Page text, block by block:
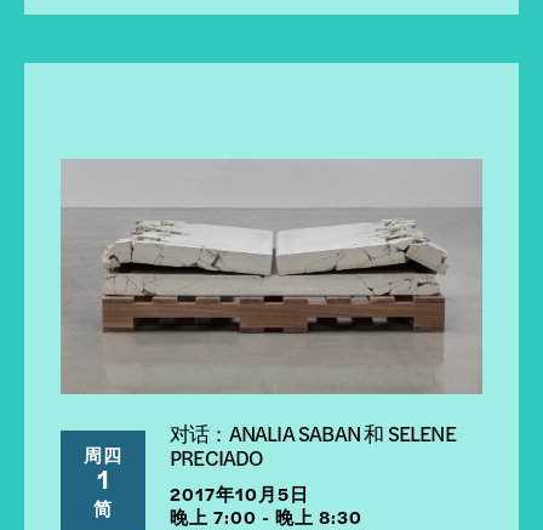
周四
1
简
对话：ANALIA SABAN 和 SELENE
PRECIADO
2017年10月5日
晚上 7:00 - 晚上 8:30